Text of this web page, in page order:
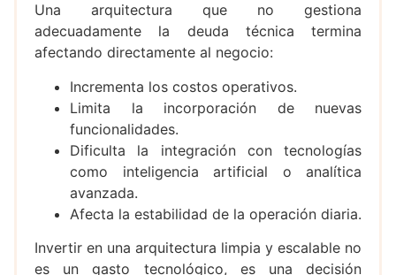
Una arquitectura que no gestiona
adecuadamente la deuda técnica termina
afectando directamente al negocio:
Incrementa los costos operativos.
Limita la incorporación de nuevas
funcionalidades.
Dificulta la integración con tecnologías
como inteligencia artificial o analítica
avanzada.
Afecta la estabilidad de la operación diaria.
Invertir en una arquitectura limpia y escalable no
es un gasto tecnológico, es una decisión